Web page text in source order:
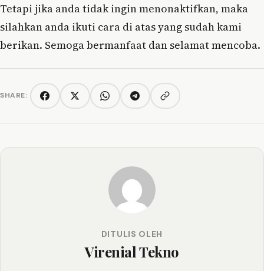
Tetapi jika anda tidak ingin menonaktifkan, maka
silahkan anda ikuti cara di atas yang sudah kami
berikan. Semoga bermanfaat dan selamat mencoba.
SHARE: FacebookTwitter/XWhatsAppTelegramCopy link
DITULIS OLEH
Virenial Tekno